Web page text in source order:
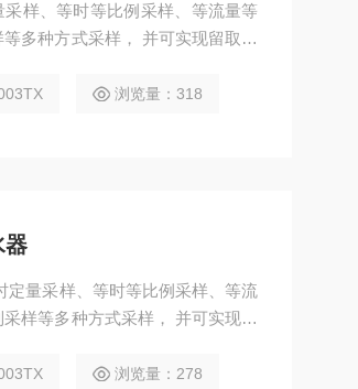
样、等时等比例采样、等流量等
多种方式采样， 并可实现留取混
浏览量：318
器
定量采样、等时等比例采样、等流
样等多种方式采样， 并可实现留
浏览量：278